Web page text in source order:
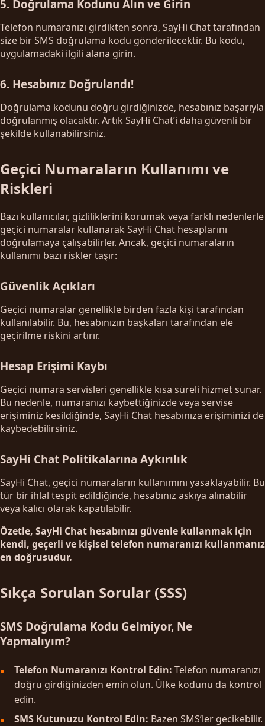
5. Doğrulama Kodunu Alın ve Girin
Telefon numaranızı girdikten sonra, SayHi Chat tarafından
size bir SMS doğrulama kodu gönderilecektir. Bu kodu,
uygulamadaki ilgili alana girin.
6. Hesabınız Doğrulandı!
Doğrulama kodunu doğru girdiğinizde, hesabınız başarıyla
doğrulanmış olacaktır. Artık SayHi Chat’i daha güvenli bir
şekilde kullanabilirsiniz.
Geçici Numaraların Kullanımı ve
Riskleri
Bazı kullanıcılar, gizliliklerini korumak veya farklı nedenlerle
geçici numaralar kullanarak SayHi Chat hesaplarını
doğrulamaya çalışabilirler. Ancak, geçici numaraların
kullanımı bazı riskler taşır:
Güvenlik Açıkları
Geçici numaralar genellikle birden fazla kişi tarafından
kullanılabilir. Bu, hesabınızın başkaları tarafından ele
geçirilme riskini artırır.
Hesap Erişimi Kaybı
Geçici numara servisleri genellikle kısa süreli hizmet sunar.
Bu nedenle, numaranızı kaybettiğinizde veya servise
erişiminiz kesildiğinde, SayHi Chat hesabınıza erişiminizi de
kaybedebilirsiniz.
SayHi Chat Politikalarına Aykırılık
SayHi Chat, geçici numaraların kullanımını yasaklayabilir. Bu
tür bir ihlal tespit edildiğinde, hesabınız askıya alınabilir
veya kalıcı olarak kapatılabilir.
Özetle, SayHi Chat hesabınızı güvenle kullanmak için
kendi, geçerli ve kişisel telefon numaranızı kullanmanız
en doğrusudur.
Sıkça Sorulan Sorular (SSS)
SMS Doğrulama Kodu Gelmiyor, Ne
Yapmalıyım?
Telefon Numaranızı Kontrol Edin: Telefon numaranızı
doğru girdiğinizden emin olun. Ülke kodunu da kontrol
edin.
SMS Kutunuzu Kontrol Edin: Bazen SMS’ler gecikebilir.